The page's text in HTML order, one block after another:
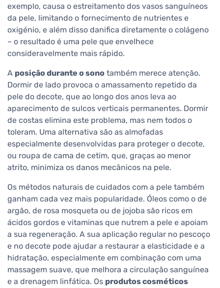
exemplo, causa o estreitamento dos vasos sanguíneos
da pele, limitando o fornecimento de nutrientes e
oxigénio, e além disso danifica diretamente o colágeno
– o resultado é uma pele que envelhece
consideravelmente mais rápido.
A posição durante o sono também merece atenção.
Dormir de lado provoca o amassamento repetido da
pele do decote, que ao longo dos anos leva ao
aparecimento de sulcos verticais permanentes. Dormir
de costas elimina este problema, mas nem todos o
toleram. Uma alternativa são as almofadas
especialmente desenvolvidas para proteger o decote,
ou roupa de cama de cetim, que, graças ao menor
atrito, minimiza os danos mecânicos na pele.
Os métodos naturais de cuidados com a pele também
ganham cada vez mais popularidade. Óleos como o de
argão, de rosa mosqueta ou de jojoba são ricos em
ácidos gordos e vitaminas que nutrem a pele e apoiam
a sua regeneração. A sua aplicação regular no pescoço
e no decote pode ajudar a restaurar a elasticidade e a
hidratação, especialmente em combinação com uma
massagem suave, que melhora a circulação sanguínea
e a drenagem linfática. Os produtos cosméticos